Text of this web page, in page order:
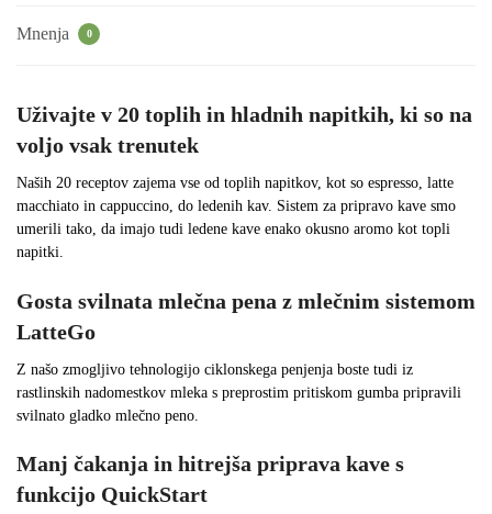
Mnenja 0
Uživajte v 20 toplih in hladnih napitkih, ki so na
voljo vsak trenutek
Naših 20 receptov zajema vse od toplih napitkov, kot so espresso, latte
macchiato in cappuccino, do ledenih kav. Sistem za pripravo kave smo
umerili tako, da imajo tudi ledene kave enako okusno aromo kot topli
napitki.
Gosta svilnata mlečna pena z mlečnim sistemom
LatteGo
Z našo zmogljivo tehnologijo ciklonskega penjenja boste tudi iz
rastlinskih nadomestkov mleka s preprostim pritiskom gumba pripravili
svilnato gladko mlečno peno.
Manj čakanja in hitrejša priprava kave s
funkcijo QuickStart